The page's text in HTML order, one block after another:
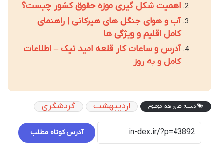
اهمیت شکل گیری موزه حقوق کشور چیست؟
آب و هوای جنگل های هیرکانی | راهنمای
کامل اقلیم و ویژگی ها
آدرس و ساعات کار قلعه امید نیک – اطلاعات
کامل و به روز
دسته های هم موضوع اردیبهشت گردشگری
آدرس کوتاه مطلب